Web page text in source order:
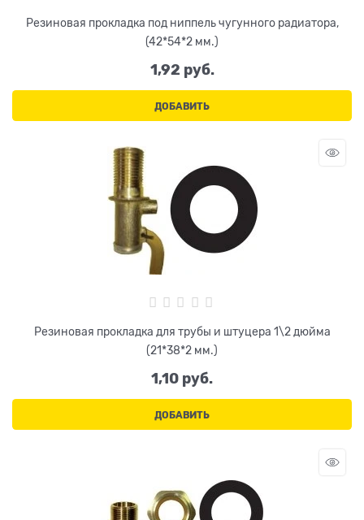
Резиновая прокладка под ниппель чугунного радиатора,
(42*54*2 мм.)
1,92 руб.
ДОБАВИТЬ
Резиновая прокладка для трубы и штуцера 1\2 дюйма
(21*38*2 мм.)
1,10 руб.
ДОБАВИТЬ